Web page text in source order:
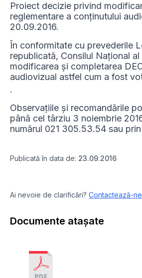
Proiect decizie privind
reglementare a conținutului
20.09.2016.
În conformitate cu prevederile
republicată, Consilul Național
modificarea și completarea
audiovizual astfel cum a fost
.
Observațiile și recomandările
până cel târziu 3 noiembrie
numărul 021 305.53.54 sau
Publicată în data de: 23.09.2016
Ai nevoie de clarificări? Contactează-ne
Documente atașate